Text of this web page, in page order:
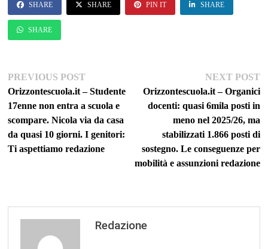
SHARE SHARE PIN IT SHARE
SHARE
Navigazione
articoli
PREVIOUS POSTPrevious
post:
Orizzontescuola.it – Studente
17enne non entra a scuola e
scompare. Nicola via da casa
da quasi 10 giorni. I genitori:
Ti aspettiamo redazione
NEXT POST
Orizzontescuola.it – Organici
docenti: quasi 6mila posti in
meno nel 2025/26, ma
stabilizzati 1.866 posti di
sostegno. Le conseguenze per
mobilità e assunzioni redazione
Redazione